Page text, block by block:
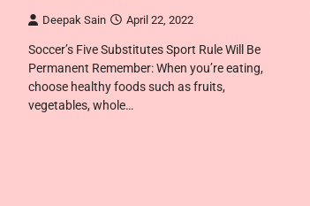
Deepak Sain April 22, 2022
Soccer’s Five Substitutes Sport Rule Will Be
Permanent Remember: When you’re eating,
choose healthy foods such as fruits,
vegetables, whole…